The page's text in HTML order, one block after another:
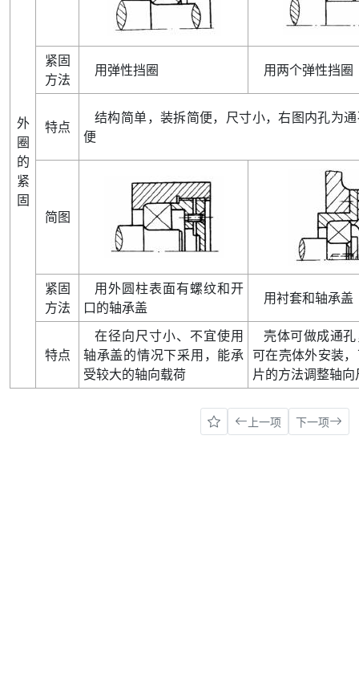
外
圈
的
紧
固
紧固
方法
用弹性挡圈 用两个弹性挡圈
特点
结构简单， 装拆简便， 尺寸小，右图内孔为
便
简图
紧固
方法
用外圆柱表面有螺纹和开
口的轴承盖
用衬套和轴承盖
特点
在径向尺寸小、不宜使用
轴承盖的情况下采用， 能承
受较大的轴向载荷
壳体可做成通孔
可在壳体外安装，
片的方法调整轴向
上一项 下一项